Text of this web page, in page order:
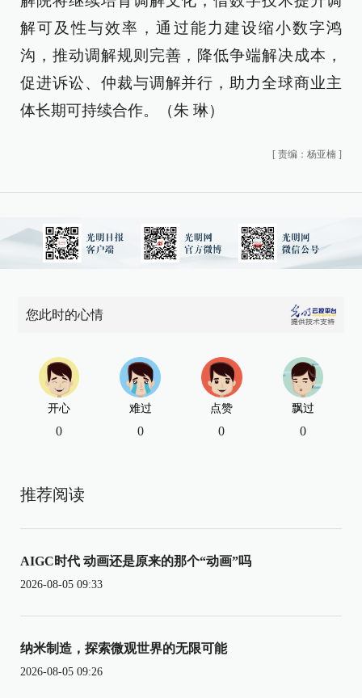
解可及性与效率，通过能力建设缩小数字鸿
沟，推动调解规则完善，降低争端解决成本，
促进诉讼、仲裁与调解并行，助力全球商业主
体长期可持续合作。（朱 琳）
[ 责编：杨亚楠 ]
您此时的心情
开心
0
难过
0
点赞
0
飘过
0
推荐阅读
AIGC时代 动画还是原来的那个“动画”吗
2026-08-05 09:33
纳米制造，探索微观世界的无限可能
2026-08-05 09:26